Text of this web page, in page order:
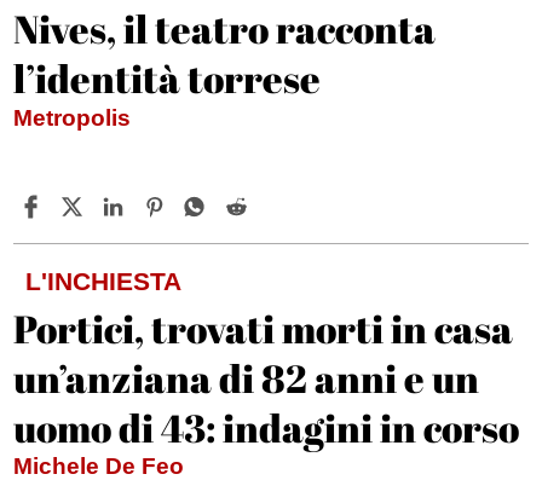
Nives, il teatro racconta
l’identità torrese
Metropolis
L'INCHIESTA
Portici, trovati morti in casa
un’anziana di 82 anni e un
uomo di 43: indagini in corso
Michele De Feo